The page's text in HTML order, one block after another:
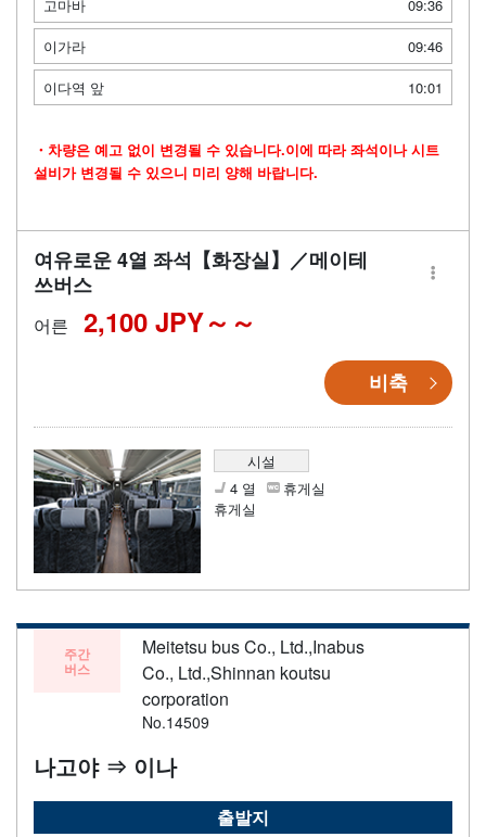
고마바
09:36
이가라
09:46
이다역 앞
10:01
・차량은 예고 없이 변경될 수 있습니다.이에 따라 좌석이나 시트
설비가 변경될 수 있으니 미리 양해 바랍니다.
여유로운 4열 좌석【화장실】／메이테
쓰버스
어른 2,100 JPY～
비축
시설
4 열
휴게실
휴게실
주간
버스
Meitetsu bus Co., Ltd.,Inabus
Co., Ltd.,Shinnan koutsu
corporation
No.14509
나고야 ⇒ 이나
출발지